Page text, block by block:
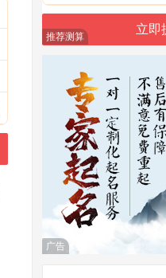
推荐测算
广告